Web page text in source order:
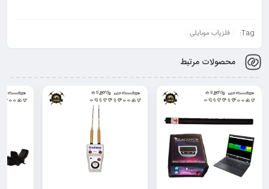
Tag: فلزیاب موبایلی
محصولات مرتبط